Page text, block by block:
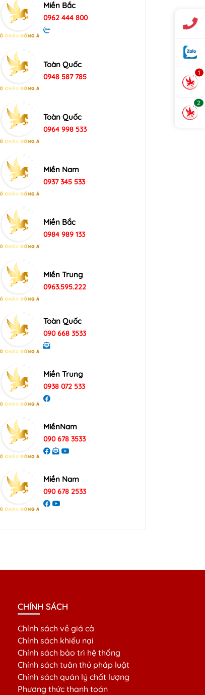
Miền Bắc
0962 444 800
Toàn Quốc
0948 587 785
Toàn Quốc
0964 998 533
Miền Nam
0937 345 533
Miền Bắc
0984 989 133
Miền Trung
0963.595.222
Toàn Quốc
090 668 3533
Miền Trung
0938 072 533
MiềnNam
090 678 3533
Miền Nam
090 678 2533
1
2
CHÍNH SÁCH
Chính sách về giá cả
Chính sách khiếu nại
Chính sách bảo trì hệ thống
Chính sách tuân thủ pháp luật
Chính sách quản lý chất lượng
Phương thức thanh toán